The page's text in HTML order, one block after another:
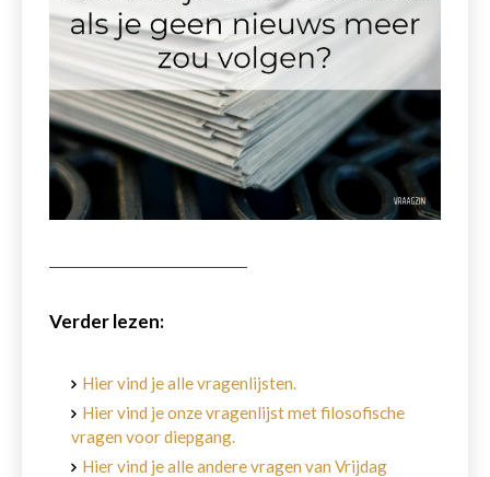
Verder lezen:
Hier vind je alle vragenlijsten.
Hier vind je onze vragenlijst met filosofische
vragen voor diepgang.
Hier vind je alle andere vragen van Vrijdag